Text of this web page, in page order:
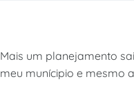
Mais um planejamento
meu munícipio e mesmo